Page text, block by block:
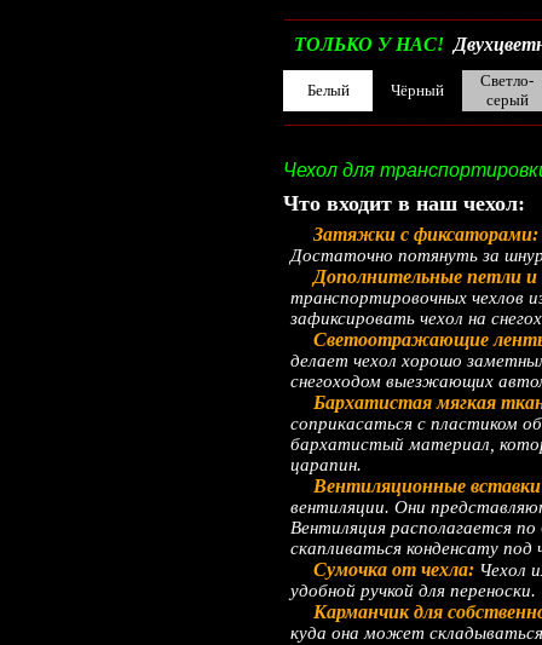
ТОЛЬКО У НАС!
Белый Чёрный
Светло-
серый
Чехол для
Что входит в наш чехол:
Затяжки с фиксаторами:
Достаточно потянуть за
Дополнительные петли
транспортировочных чехлов
зафиксировать чехол на
Светоотражающие
делает чехол хорошо
снегоходом выезжающих
Бархатистая мягкая
соприкасаться с пластиком
бархатистый материал,
царапин.
Вентиляционные
вентиляции. Они
Вентиляция располагается
скапливаться конденсату
Сумочка от чехла: Чехол
удобной ручкой для переноски.
Карманчик для
куда она может